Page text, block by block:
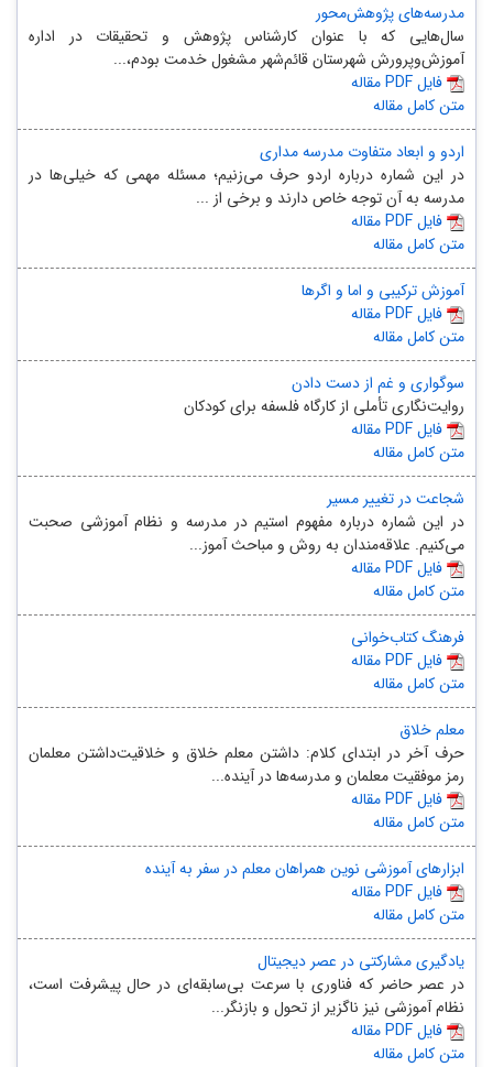
مدرسه‌های پژوهش‌محور
سال‌هایی که با عنوان کارشناس پژوهش و تحقیقات در اداره
آموزش‌وپرورش شهرستان قائم‌شهر مشغول خدمت بودم،...
مقاله PDF فایل
متن کامل مقاله
اردو و ابعاد متفاوت مدرسه مداری
در این شماره درباره اردو حرف می‌زنیم؛ مسئله مهمی که خیلی‌ها در
مدرسه به آن توجه خاص دارند و برخی از ...
مقاله PDF فایل
متن کامل مقاله
آموزش ترکیبی و اما و اگرها
مقاله PDF فایل
متن کامل مقاله
سوگواری و غم از دست دادن
روایت‌نگاری تأملی از کارگاه فلسفه برای کودکان
مقاله PDF فایل
متن کامل مقاله
شجاعت در تغییر مسیر
در این شماره درباره مفهوم استیم در مدرسه و نظام آموزشی صحبت
می‌کنیم. علاقه‌مندان به روش و مباحث آموز...
مقاله PDF فایل
متن کامل مقاله
فرهنگ کتاب‌خوانی
مقاله PDF فایل
متن کامل مقاله
معلم خلاق
حرف آخر در ابتدای کلام: داشتن معلم خلاق و خلاقیت‌‌داشتن معلمان
رمز موفقیت معلمان و مدرسه‌ها در آینده...
مقاله PDF فایل
متن کامل مقاله
ابزارهای آموزشی نوین همراهان معلم در سفر به آینده
مقاله PDF فایل
متن کامل مقاله
یادگیری مشارکتی در عصر دیجیتال
در عصر حاضر که فناوری با سرعت بی‌سابقه‌ای در حال پیشرفت است،
نظام آموزشی نیز ناگزیر از تحول و بازنگر...
مقاله PDF فایل
متن کامل مقاله